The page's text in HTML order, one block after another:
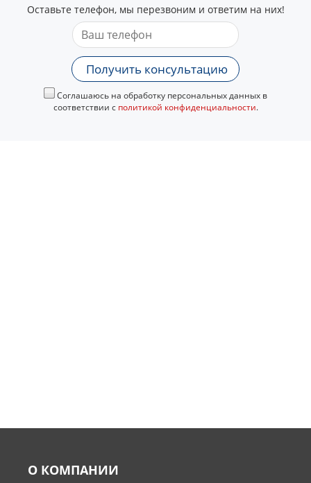
Оставьте телефон, мы перезвоним и ответим на них!
Получить консультацию
Соглашаюсь на обработку персональных данных в
соответствии с политикой конфиденциальности.
О КОМПАНИИ